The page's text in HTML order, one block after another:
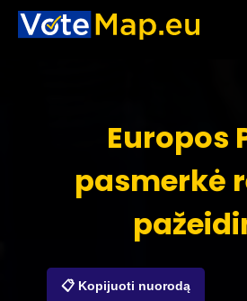
Europos
pasmerkė
📋 Kopijuoti nuorodą